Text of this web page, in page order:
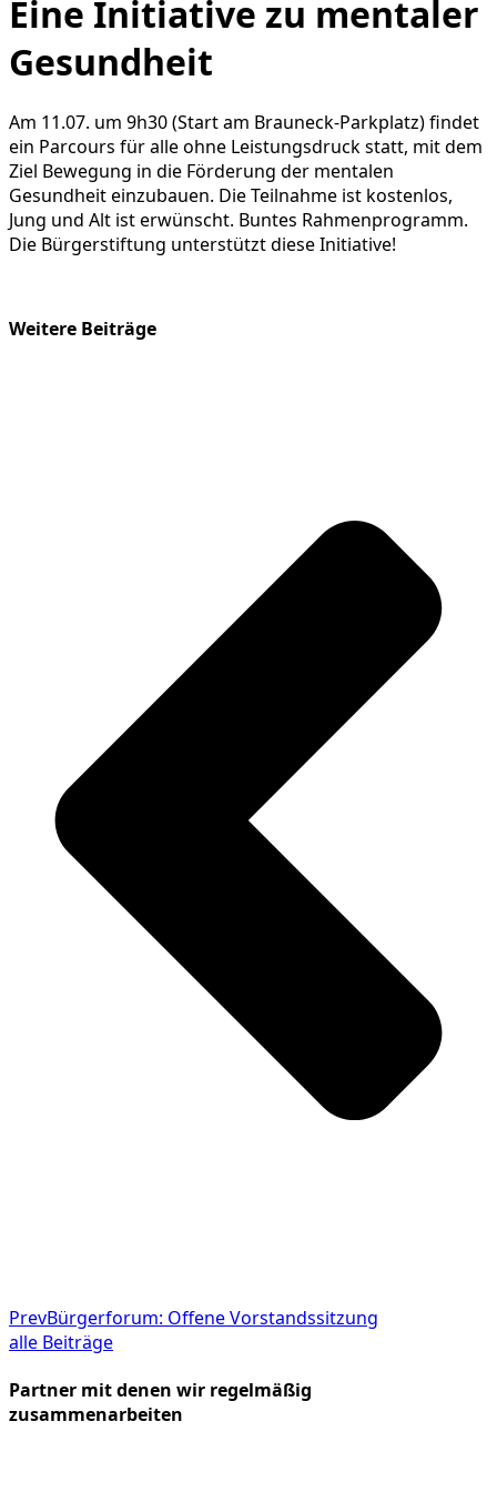
Eine Initiative zu mentaler
Gesundheit
Am 11.07. um 9h30 (Start am Brauneck-Parkplatz) findet
ein Parcours für alle ohne Leistungsdruck statt, mit dem
Ziel Bewegung in die Förderung der mentalen
Gesundheit einzubauen. Die Teilnahme ist kostenlos,
Jung und Alt ist erwünscht. Buntes Rahmenprogramm.
Die Bürgerstiftung unterstützt diese Initiative!
Weitere Beiträge
PrevBürgerforum: Offene Vorstandssitzung
alle Beiträge
Partner mit denen wir regelmäßig
zusammenarbeiten